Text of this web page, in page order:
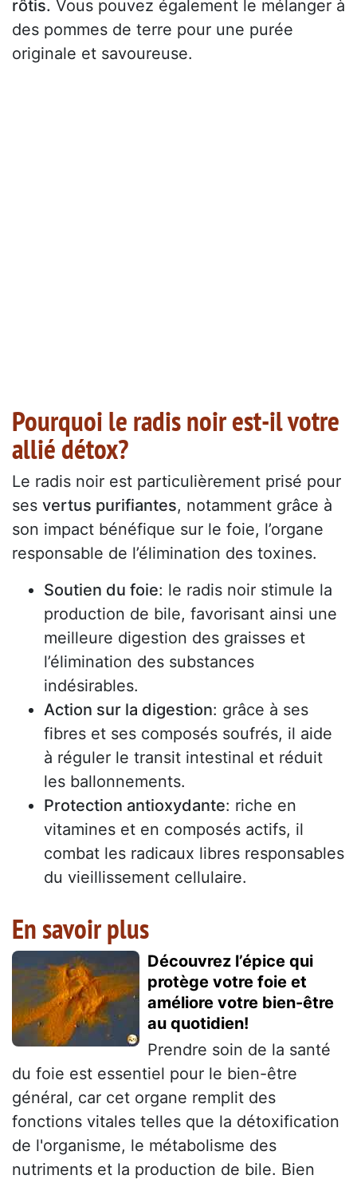
rôtis. Vous pouvez également le mélanger à
des pommes de terre pour une purée
originale et savoureuse.
Pourquoi le radis noir est-il votre
allié détox?
Le radis noir est particulièrement prisé pour
ses vertus purifiantes, notamment grâce à
son impact bénéfique sur le foie, l’organe
responsable de l’élimination des toxines.
Soutien du foie: le radis noir stimule la
production de bile, favorisant ainsi une
meilleure digestion des graisses et
l’élimination des substances
indésirables.
Action sur la digestion: grâce à ses
fibres et ses composés soufrés, il aide
à réguler le transit intestinal et réduit
les ballonnements.
Protection antioxydante: riche en
vitamines et en composés actifs, il
combat les radicaux libres responsables
du vieillissement cellulaire.
En savoir plus
Découvrez l’épice qui
protège votre foie et
améliore votre bien-être
au quotidien!
Prendre soin de la santé
du foie est essentiel pour le bien-être
général, car cet organe remplit des
fonctions vitales telles que la détoxification
de l'organisme, le métabolisme des
nutriments et la production de bile. Bien